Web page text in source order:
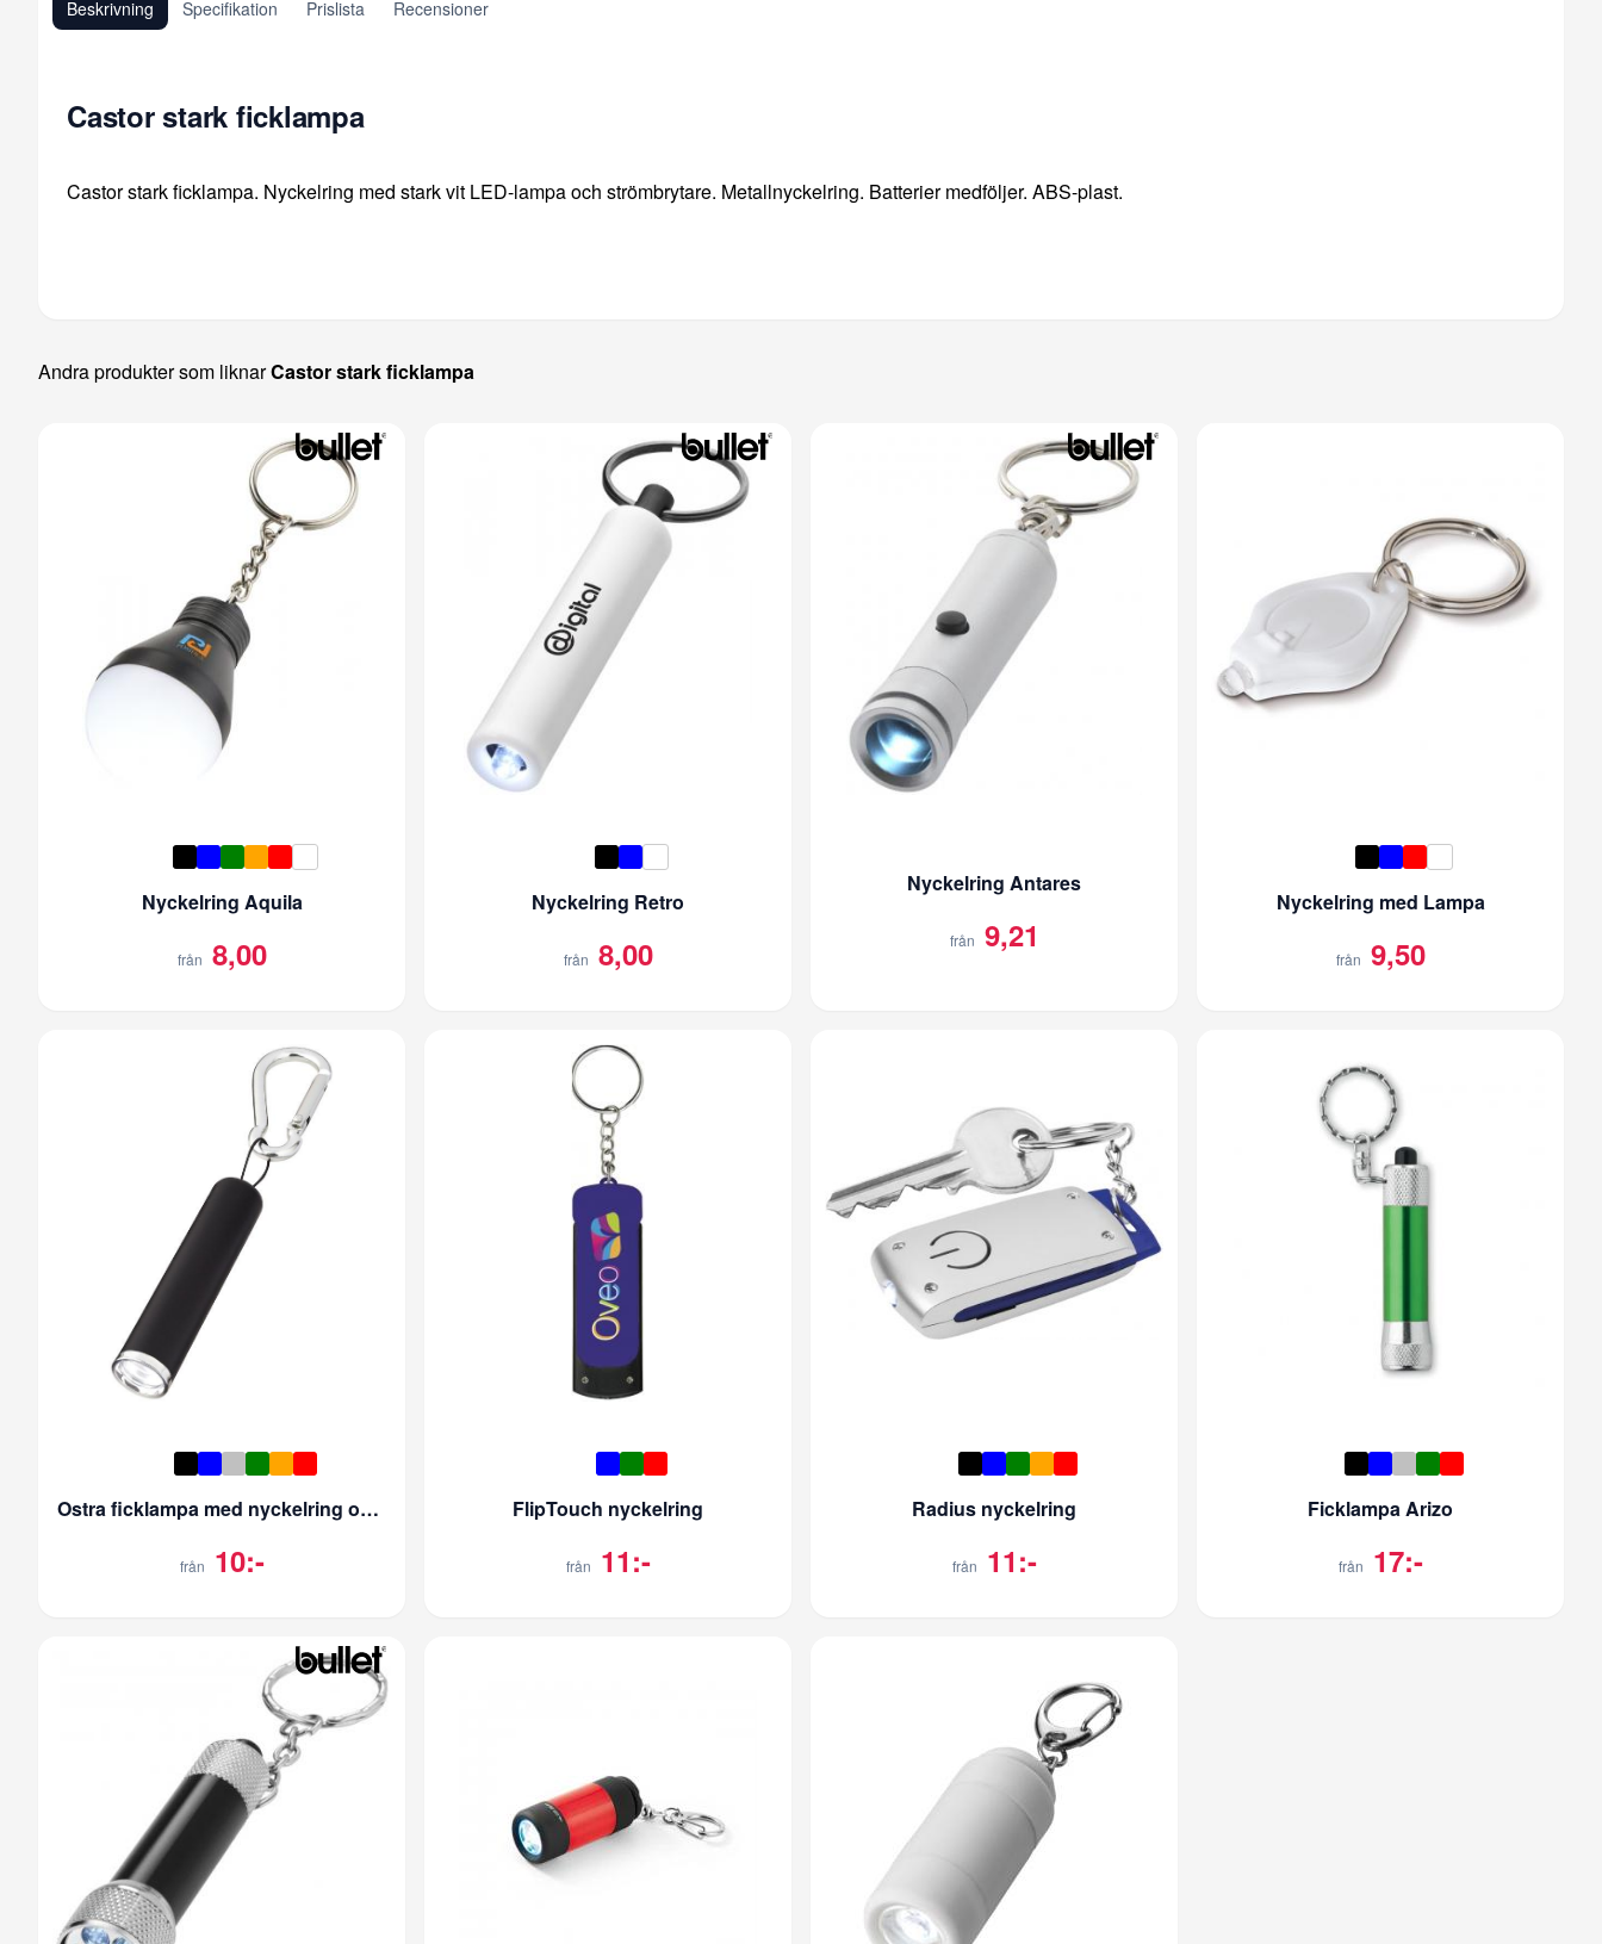
Beskrivning Specifikation Prislista Recensioner
Castor stark ficklampa
Castor stark ficklampa. Nyckelring med stark vit LED-lampa och strömbrytare. Metallnyckelring. Batterier medföljer. ABS-plast.
Andra produkter som liknarCastor stark ficklampa
Nyckelring Aquila
från 8,00
Nyckelring Retro
från 8,00
Nyckelring Antares
från 9,21
Nyckelring med Lampa
från 9,50
Ostra ficklampa med nyckelring och karbinhake
från 10:-
FlipTouch nyckelring
från 11:-
Radius nyckelring
från 11:-
Ficklampa Arizo
från 17:-